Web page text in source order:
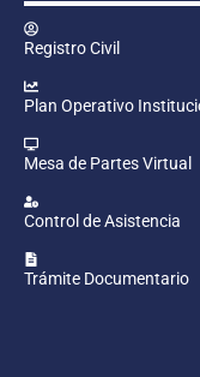
Registro Civil
Plan Operativo
Mesa de Partes Virtual
Control de Asistencia
Trámite Documentario